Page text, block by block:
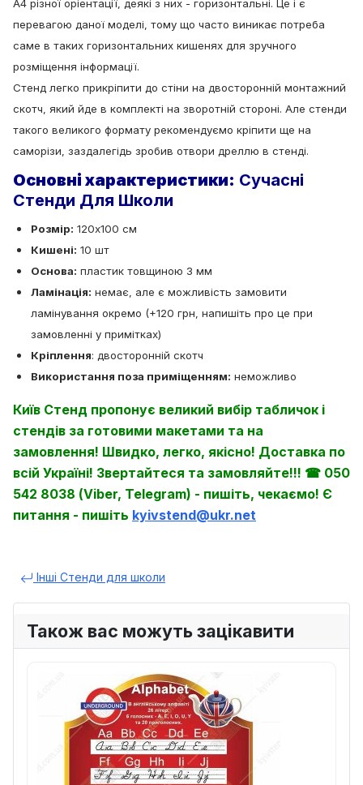
А4 різної оріентації, деякі з них - горизонтальні. Це і є
перевагою даної моделі, тому що часто виникає потреба
саме в таких горизонтальних кишенях для зручного
розміщення інформації.
Стенд легко прикріпити до стіни на двосторонній монтажний
скотч, який йде в комплекті на зворотній стороні. Але стенди
такого великого формату рекомендуємо кріпити ще на
саморізи, заздалегідь зробив отвори дреллю в стенді.
Основні характеристики: Сучасні
Стенди Для Школи
Розмір: 120х100 см
Кишені: 10 шт
Основа: пластик товщиною 3 мм
Ламінація: немає, але є можливість замовити
ламінування окремо (+120 грн, напишіть про це при
замовленні у примітках)
Кріплення: двосторонній скотч
Використання поза приміщенням: неможливо
Київ Стенд пропонує великий вибір табличок і
стендів за готовими макетами та на
замовлення! Швидко, легко, якісно! Доставка по
всій Україні! Звертайтеся та замовляйте!!! ☎ 050
542 8038 (Viber, Telegram) - пишіть, чекаємо! Є
питання - пишіть kyivstend@ukr.net
Інші Стенди для школи
Також вас можуть зацікавити